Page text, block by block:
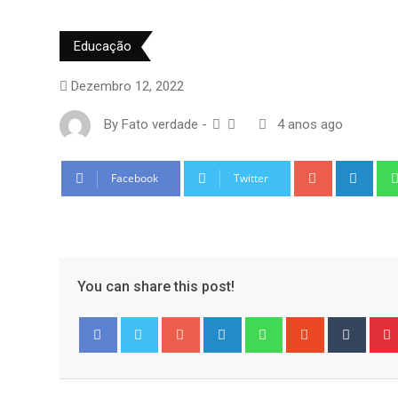
Educação
Dezembro 12, 2022
By Fato verdade - 4 anos ago
Facebook Twitter Google+
You can share this post!
Google+ LinkedIn WhatsappStumbleUpon
Tumblr